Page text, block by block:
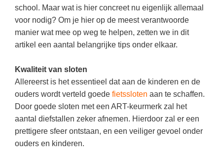
Cito toets
Eindexamens
NIEUWSARCHIEF
Augustus 2026
Juli 2026
Juni 2026
Mei 2026
Lespakket ‘Circulaire Economie - van
verpakking tot nieuwe grondstof’
Gastles Zeebenen in de klas
Cursus Leer het heelal begrijpen
Van verdunningscalculator tot
practicumvoorbereiding: gratis online
hulpmiddelen voor science-docenten en
TOA's
DGM in de klas
Frans (31)
Techniek(28)
Open vacature
Lichamelijke opvoeding(19)
Economie(17)
VACATURES PER PLAATS
Amsterdam
PUZZELS
Woordpuzzels
Kruiswoordpuzzels
LEUK IN DE KLAS
Raadsels
Rebussen
Biologie
Burgerschap
Ckv
Economie
Engels
Filosofie
Frans
Fries (Frysk)
Leren met klassieke muziek
Lasermachine voor het onderwijs
Lasergraaf
Gratis lesmateriaal Dove self-esteem
Ontdek Memo voor de onderbouw zelf!
Maak uw leerlingen mediawijs!
Rekentuin: altijd en overal rekenen oefenen
op je eigen niveau
school. Maar wat is hier concreet nu eigenlijk allemaal
voor nodig? Om je hier op de meest verantwoorde
manier wat mee op weg te helpen, zetten we in dit
artikel een aantal belangrijke tips onder elkaar.
Kwaliteit van sloten
Allereerst is het essentieel dat aan de kinderen en de
ouders wordt verteld goede fietssloten aan te schaffen.
Door goede sloten met een ART-keurmerk zal het
aantal diefstallen zeker afnemen. Hierdoor zal er een
prettigere sfeer ontstaan, en een veiliger gevoel onder
ouders en kinderen.